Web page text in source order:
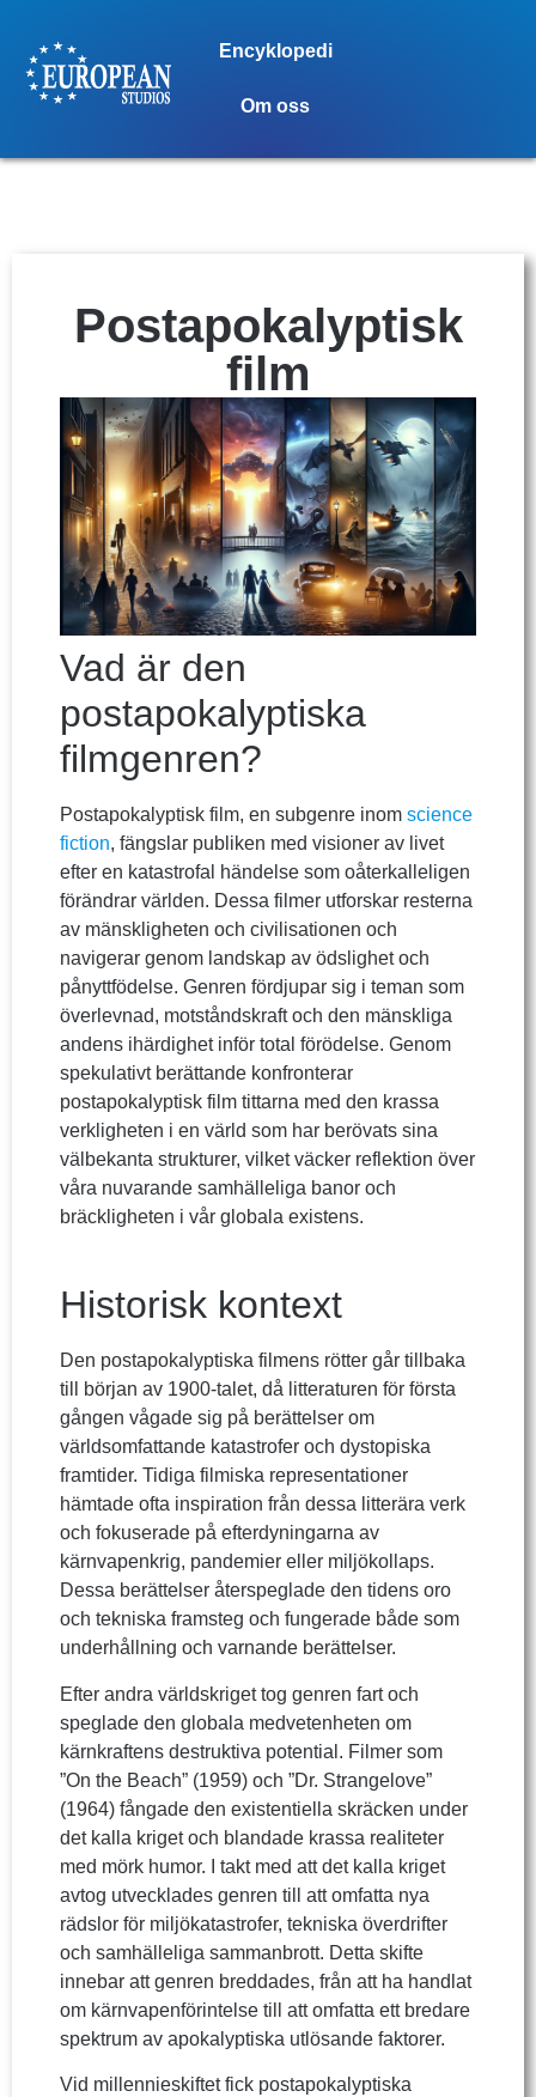
Encyklopedi
Om oss
Postapokalyptisk
film
Vad är den
postapokalyptiska
filmgenren?
Postapokalyptisk film, en subgenre inom science
fiction, fängslar publiken med visioner av livet
efter en katastrofal händelse som oåterkalleligen
förändrar världen. Dessa filmer utforskar resterna
av mänskligheten och civilisationen och
navigerar genom landskap av ödslighet och
pånyttfödelse. Genren fördjupar sig i teman som
överlevnad, motståndskraft och den mänskliga
andens ihärdighet inför total förödelse. Genom
spekulativt berättande konfronterar
postapokalyptisk film tittarna med den krassa
verkligheten i en värld som har berövats sina
välbekanta strukturer, vilket väcker reflektion över
våra nuvarande samhälleliga banor och
bräckligheten i vår globala existens.
Historisk kontext
Den postapokalyptiska filmens rötter går tillbaka
till början av 1900-talet, då litteraturen för första
gången vågade sig på berättelser om
världsomfattande katastrofer och dystopiska
framtider. Tidiga filmiska representationer
hämtade ofta inspiration från dessa litterära verk
och fokuserade på efterdyningarna av
kärnvapenkrig, pandemier eller miljökollaps.
Dessa berättelser återspeglade den tidens oro
och tekniska framsteg och fungerade både som
underhållning och varnande berättelser.
Efter andra världskriget tog genren fart och
speglade den globala medvetenheten om
kärnkraftens destruktiva potential. Filmer som
”On the Beach” (1959) och ”Dr. Strangelove”
(1964) fångade den existentiella skräcken under
det kalla kriget och blandade krassa realiteter
med mörk humor. I takt med att det kalla kriget
avtog utvecklades genren till att omfatta nya
rädslor för miljökatastrofer, tekniska överdrifter
och samhälleliga sammanbrott. Detta skifte
innebar att genren breddades, från att ha handlat
om kärnvapenförintelse till att omfatta ett bredare
spektrum av apokalyptiska utlösande faktorer.
Vid millennieskiftet fick postapokalyptiska